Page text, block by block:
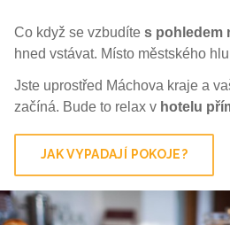
Co když se vzbudíte s pohledem
hned vstávat. Místo městského
Jste uprostřed Máchova kraje a
začíná. Bude to relax v hotelu
JAK VYPADAJÍ POKOJE?